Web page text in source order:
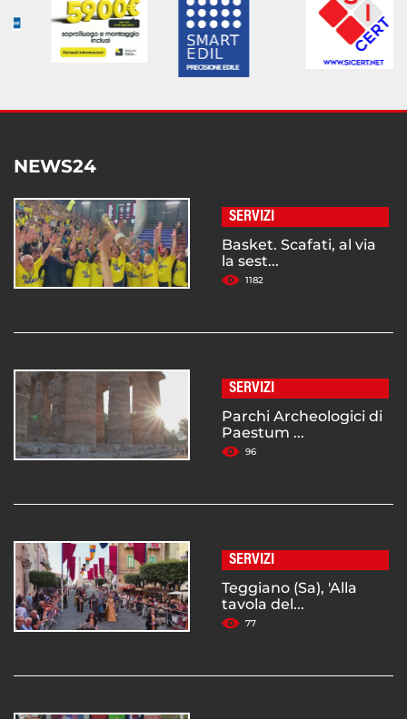
NEWS24
SERVIZI
Basket. Scafati, al via
la sest...
1182
SERVIZI
Parchi Archeologici di
Paestum ...
96
SERVIZI
Teggiano (Sa), 'Alla
tavola del...
77